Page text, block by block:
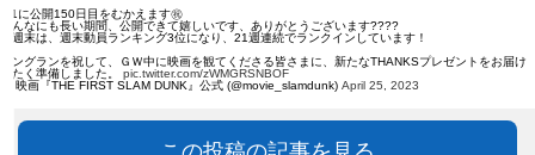
5/1に公開150日目をむかえます㊗️
こんなにも長い期間、公開できて嬉しいです、ありがとうございます????
先週末は、週末動員ランキング3位になり、21週連続でランクインしています！
ロングランを祝して、ＧＷ中に映画を観てくださる皆さまに、新たなTHANKSプレゼントをお届け
したく準備しました。 pic.twitter.com/zWMGRSNBOF
— 映画『THE FIRST SLAM DUNK』公式 (@movie_slamdunk) April 25, 2023